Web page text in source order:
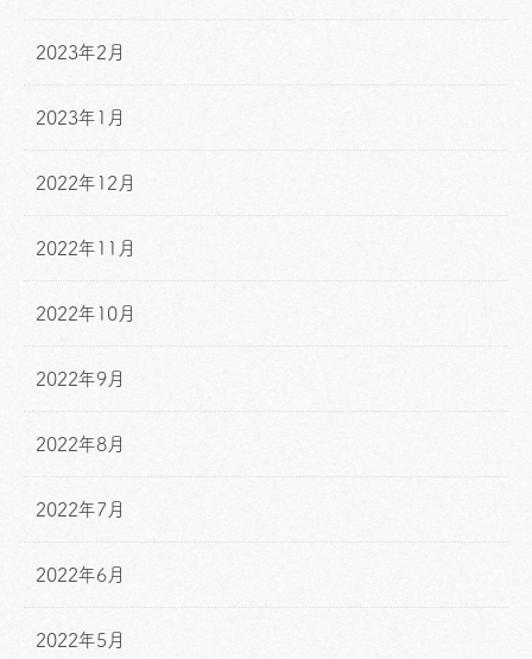
2023年2月
2023年1月
2022年12月
2022年11月
2022年10月
2022年9月
2022年8月
2022年7月
2022年6月
2022年5月